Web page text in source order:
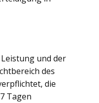
und der
des
die
Tagen